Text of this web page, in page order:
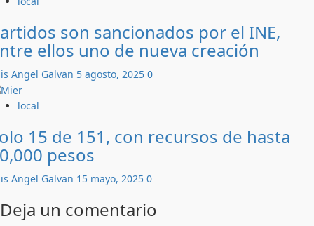
son sancionados por el INE,
ellos uno de nueva creación
Angel Galvan 5 agosto, 2025 0
local
15 de 151, con recursos de hasta
pesos
Angel Galvan 15 mayo, 2025 0
Deja un comentario